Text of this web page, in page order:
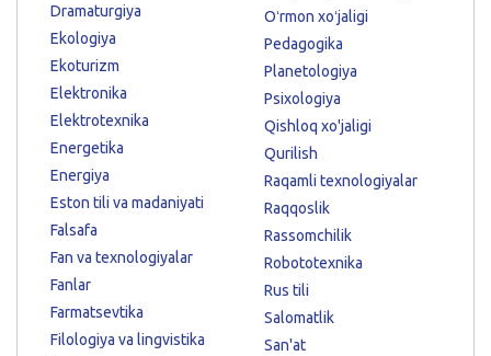
Dramaturgiya
Ekologiya
Ekoturizm
Elektronika
Elektrotexnika
Energetika
Energiya
Eston tili va madaniyati
Falsafa
Fan va texnologiyalar
Fanlar
Farmatsevtika
Filologiya va lingvistika
Oʻrmon xoʻjaligi
Pedagogika
Planetologiya
Psixologiya
Qishloq xo'jaligi
Qurilish
Raqamli texnologiyalar
Raqqoslik
Rassomchilik
Robototexnika
Rus tili
Salomatlik
San'at